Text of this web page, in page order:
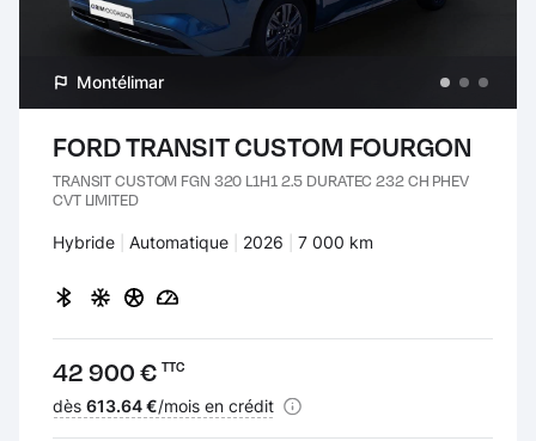
Montélimar
FORD TRANSIT CUSTOM FOURGON
TRANSIT CUSTOM FGN 320 L1H1 2.5 DURATEC 232 CH PHEV
CVT LIMITED
Carburant :
Hybride Transmission :
Automatique Années :
2026 Kilomètres :
7 000 km
Prix :
42 900 € TTC
Financement :
dès 613.64 €/mois en crédit